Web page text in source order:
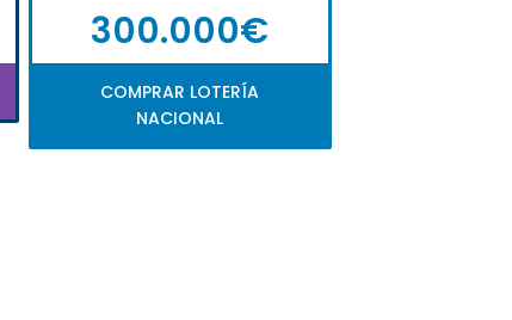
300.000€
COMPRAR LOTERÍA
NACIONAL